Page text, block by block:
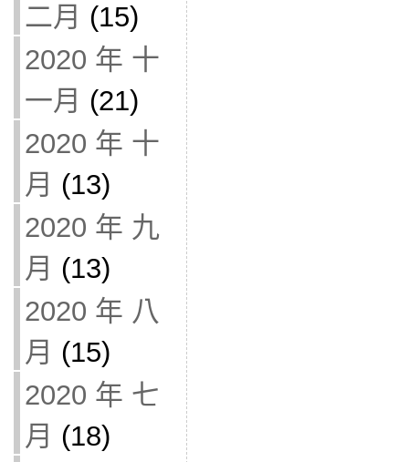
二月 (15)
2020 年 十
一月 (21)
2020 年 十
月 (13)
2020 年 九
月 (13)
2020 年 八
月 (15)
2020 年 七
月 (18)